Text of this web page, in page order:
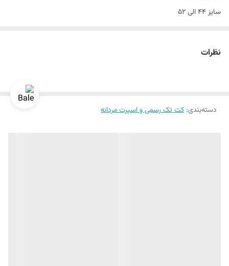
سایز ۴۴ الی ۵۲
نظرات
دسته‌بندی: کت تک رسمی و اسپرت مردانه